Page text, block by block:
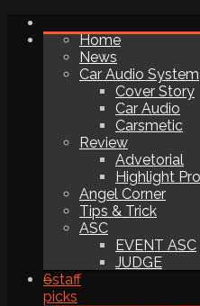
Home
News
Car Audio System
Cover Story
Car Audio
Carsmetic
Review
Advetorial
Highlight
Angel Corner
Tips & Trick
ASC
EVENT ASC
JUDGE
6staff
picks